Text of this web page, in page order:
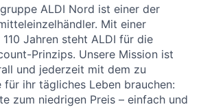
ALDI Nord ist einer der
Mit einer
Jahren steht ALDI für die
Prinzips. Unsere Mission ist
und jederzeit mit dem zu
für ihr tägliches Leben brauchen:
zum niedrigen Preis – einfach und